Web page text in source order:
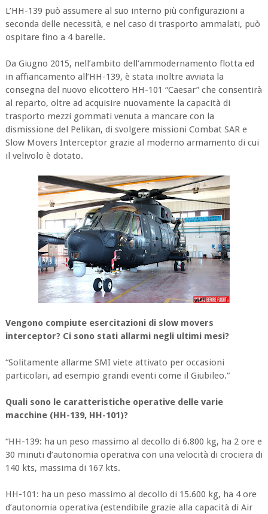
L’HH-139 può assumere al suo interno più configurazioni a
seconda delle necessità, e nel caso di trasporto ammalati, può
ospitare fino a 4 barelle.
Da Giugno 2015, nell’ambito dell’ammodernamento flotta ed
in affiancamento all’HH-139, è stata inoltre avviata la
consegna del nuovo elicottero HH-101 “Caesar” che consentirà
al reparto, oltre ad acquisire nuovamente la capacità di
trasporto mezzi gommati venuta a mancare con la
dismissione del Pelikan, di svolgere missioni Combat SAR e
Slow Movers Interceptor grazie al moderno armamento di cui
il velivolo è dotato.
Vengono compiute esercitazioni di slow movers
interceptor? Ci sono stati allarmi negli ultimi mesi?
“Solitamente allarme SMI viete attivato per occasioni
particolari, ad esempio grandi eventi come il Giubileo.”
Quali sono le caratteristiche operative delle varie
macchine (HH-139, HH-101)?
“HH-139: ha un peso massimo al decollo di 6.800 kg, ha 2 ore e
30 minuti d’autonomia operativa con una velocità di crociera di
140 kts, massima di 167 kts.
HH-101: ha un peso massimo al decollo di 15.600 kg, ha 4 ore
d’autonomia operativa (estendibile grazie alla capacità di Air